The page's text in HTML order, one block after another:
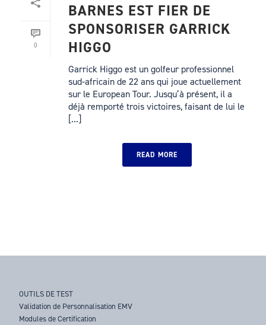
0
BARNES EST FIER DE
SPONSORISER GARRICK
HIGGO
Garrick Higgo est un golfeur professionnel
sud-africain de 22 ans qui joue actuellement
sur le European Tour. Jusqu’à présent, il a
déjà remporté trois victoires, faisant de lui le
[...]
READ MORE
OUTILS DE TEST
Validation de Personnalisation EMV
Modules de Certification